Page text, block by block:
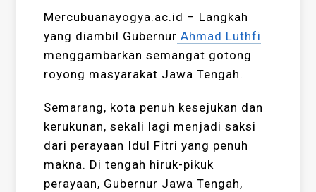
Mercubuanayogya.ac.id – Langkah
yang diambil Gubernur Ahmad Luthfi
menggambarkan semangat gotong
royong masyarakat Jawa Tengah.
Semarang, kota penuh kesejukan dan
kerukunan, sekali lagi menjadi saksi
dari perayaan Idul Fitri yang penuh
makna. Di tengah hiruk-pikuk
perayaan, Gubernur Jawa Tengah,